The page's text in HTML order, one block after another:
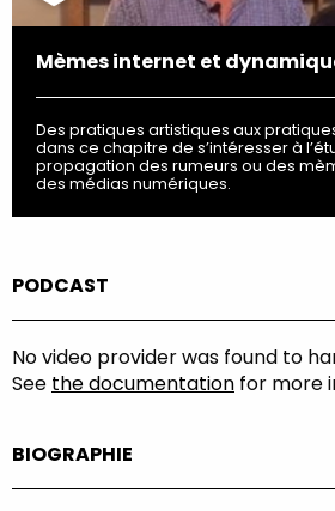
Mèmes internet et
Des pratiques artistiques aux
dans ce chapitre de s’intéresser à
propagation des rumeurs ou des
des médias numériques.
PODCAST
No video provider was found to
See the documentation for more
BIOGRAPHIE